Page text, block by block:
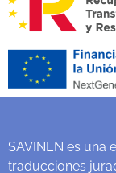
SAVINEN es una
traducciones